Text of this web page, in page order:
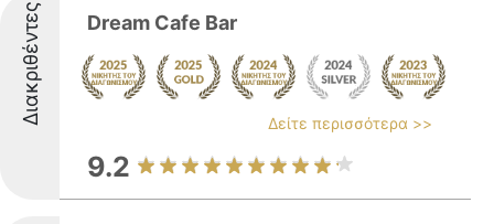
Διακριθέντες Dream Cafe Bar
Δείτε περισσότερα >>
9.2